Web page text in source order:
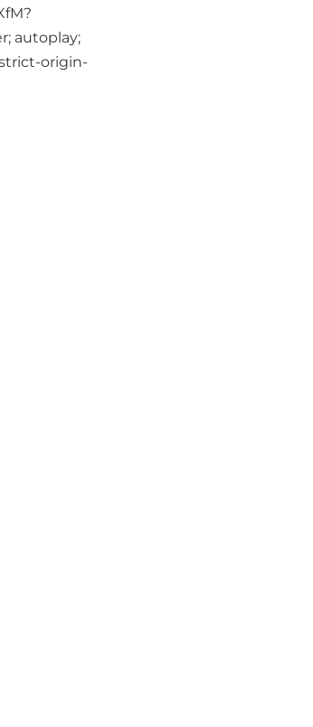
autoplay;
origin-